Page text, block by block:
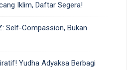
Iklim, Daftar Segera!
Self-Compassion, Bukan
Yudha Adyaksa Berbagi